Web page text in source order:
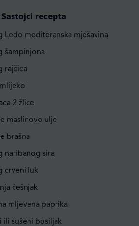
Sastojci recepta
Ledo mediteranska mješavina
šampinjona
rajčica
2 žlice
maslinovo ulje
brašna
naribanog sira
crveni luk
češnjak
mljevena paprika
ili sušeni bosiljak